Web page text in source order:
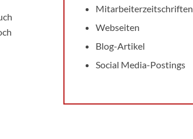
Mitarbeiterzeitschriften
Webseiten
Blog-Artikel
Social Media-Postings